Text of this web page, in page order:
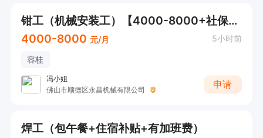
钳工（机械安装工）【4000-8000+社保齐全+周日休息+包工作餐】
4000-8000 元/月 5小时前
容桂
冯小姐
佛山市顺德区永昌机械有限公司
申请
焊工（包午餐+住宿补贴+有加班费）